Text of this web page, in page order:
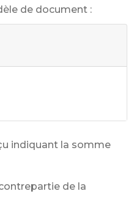
de document :
indiquant la somme
de la